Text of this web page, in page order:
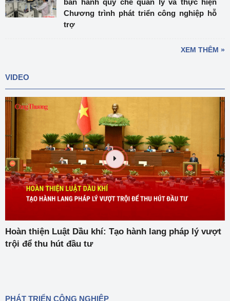
ban hành quy chế quản lý và thực hiện
Chương trình phát triển công nghiệp hỗ
trợ
XEM THÊM »
VIDEO
Hoàn thiện Luật Dầu khí: Tạo hành lang pháp lý vượt
trội để thu hút đầu tư
PHÁT TRIỂN CÔNG NGHIỆP